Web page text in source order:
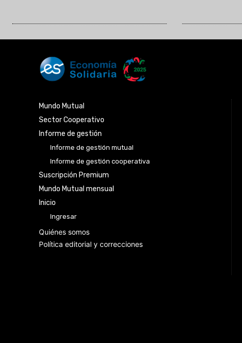
Mundo Mutual
Sector Cooperativo
Informe de gestión
Informe de gestión mutual
Informe de gestión cooperativa
Suscripción Premium
Mundo Mutual mensual
Inicio
Ingresar
Quiénes somos
Política editorial y correcciones